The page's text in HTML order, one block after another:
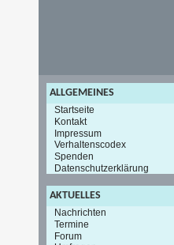
ALLGEMEINES
Startseite
Kontakt
Impressum
Verhaltenscodex
Spenden
Datenschutzerklärung
AKTUELLES
Nachrichten
Termine
Forum